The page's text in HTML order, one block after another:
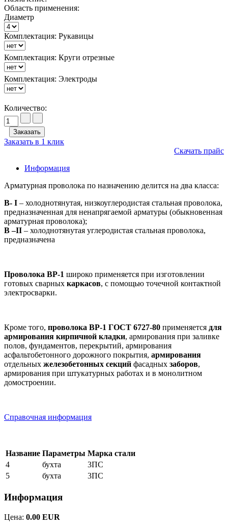
Область применения:
Диаметр
Комплектация: Рукавицы
Комплектация: Круги отрезные
Комплектация: Электроды
Количество:
Заказать в 1 клик
Скачать прайс
Информация
Арматурная проволока по назначению делится на два класса:
В- I – холоднотянутая, низкоуглеродистая стальная проволока,
предназначенная для ненапрягаемой арматуры (обыкновенная
арматурная проволока);
B –II – холоднотянутая углеродистая стальная проволока,
предназначена
Проволока ВР-1 широко применяется при изготовлении
готовых сварных каркасов, с помощью точечной контактной
электросварки.
Кроме того, проволока ВР-1 ГОСТ 6727-80 применяется для
армирования кирпичной кладки, армирования при заливке
полов, фундаментов, перекрытий, армирования
асфальтобетонного дорожного покрытия, армирования
отдельных железобетонных секций фасадных заборов,
армирования при штукатурных работах и в монолитном
домостроении.
Справочная информация
Название Параметры Марка стали
4
бухта
3ПС
5
бухта 3ПС
Информация
Цена: 0.00 EUR